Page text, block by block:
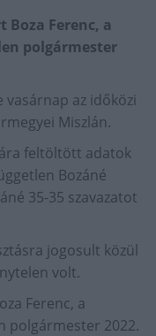
Ferenc, a
polgármester
az időközi
Miszlán.
feltöltött adatok
Bozáné
35-35 szavazatot
jogosult közül
volt.
Ferenc, a
polgármester 2022.